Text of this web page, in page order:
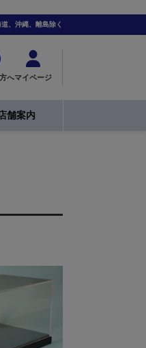
、沖縄、離島除く
へマイページ
舗案内